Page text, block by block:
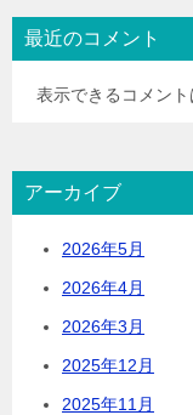
最近のコメント
表示できるコメント
アーカイブ
2026年5月
2026年4月
2026年3月
2025年12月
2025年11月